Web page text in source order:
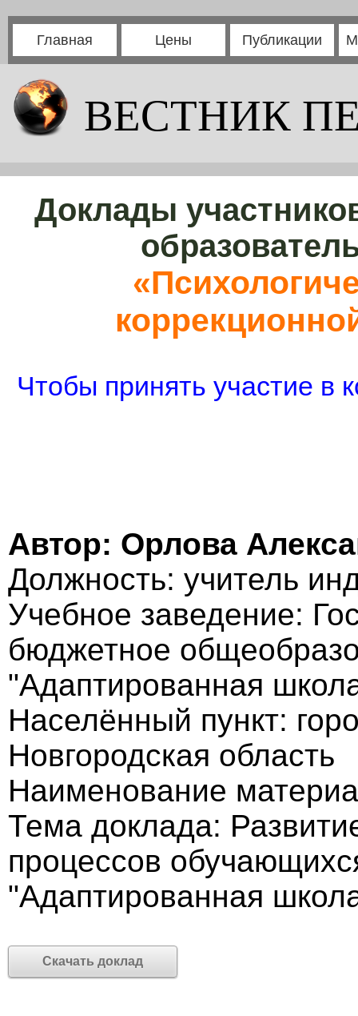
Главная Цены Публикации
ВЕСТНИК
Доклады
Чтобы принять участие в
Автор: Орлова
Должность: учитель
Учебное заведение:
бюджетное
"Адаптированная
Населённый пункт:
Новгородская область
Наименование
Тема доклада:
процессов
"Адаптированная
Скачать доклад